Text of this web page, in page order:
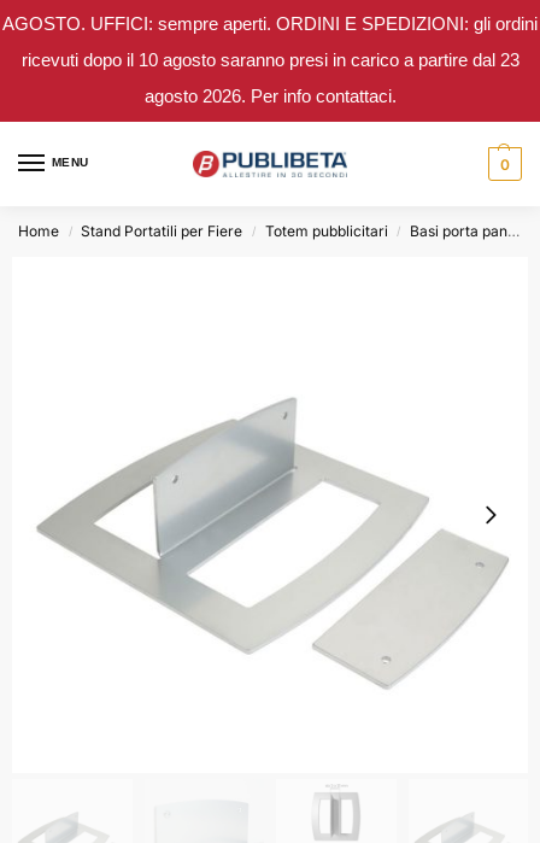
AGOSTO. UFFICI: sempre aperti. ORDINI E SPEDIZIONI: gli ordini
ricevuti dopo il 10 agosto saranno presi in carico a partire dal 23
agosto 2026. Per info contattaci.
MENU 0
Home / Stand Portatili per Fiere / Totem pubblicitari / Basi porta pannello rigido